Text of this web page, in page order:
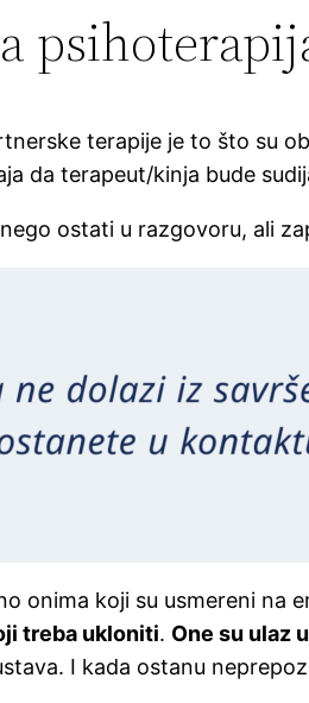
terapije je to što su
da terapeut/kinja bude
ostati u razgovoru, ali
onima koji su usmereni na
treba ukloniti. One su ulaz
I kada ostanu